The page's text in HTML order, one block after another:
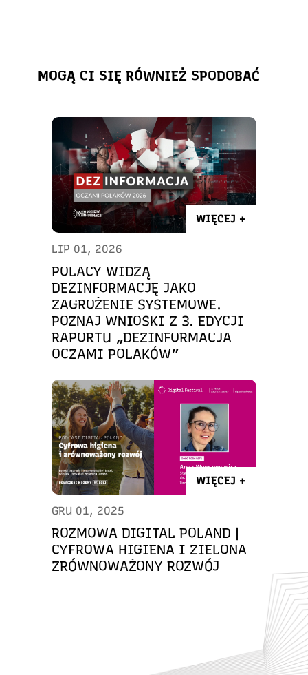
MOGĄ CI SIĘ RÓWNIEŻ SPODOBAĆ
WIĘCEJ +
LIP 01, 2026
POLACY WIDZĄ
DEZINFORMACJĘ JAKO
ZAGROŻENIE SYSTEMOWE.
POZNAJ WNIOSKI Z 3. EDYCJI
RAPORTU „DEZINFORMACJA
OCZAMI POLAKÓW”
WIĘCEJ +
GRU 01, 2025
ROZMOWA DIGITAL POLAND |
CYFROWA HIGIENA I ZIELONA
ZRÓWNOWAŻONY ROZWÓJ